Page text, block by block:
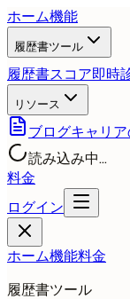
ホーム機能
履歴書ツール
履歴書スコア即時
リソース
ブログキャリ
読み込み中...
料金
ログイン
ホーム機能料金
履歴書ツール